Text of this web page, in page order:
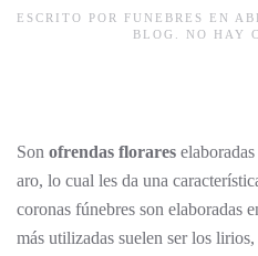
ESCRITO POR FUNEBRES EN
BLOG
NO HAY
Son ofrendas florares
aro, lo cual les da una
coronas fúnebres son elaboradas
más utilizadas suelen ser los